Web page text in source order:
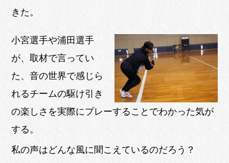
きた。
小宮選手や浦田選手
が、取材で言ってい
た、音の世界で感じら
れるチームの駆け引き
の楽しさを実際にプレーすることでわかった気が
する。
私の声はどんな風に聞こえているのだろう？